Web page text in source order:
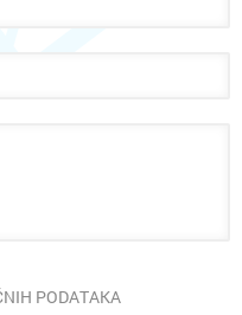
PODATAKA